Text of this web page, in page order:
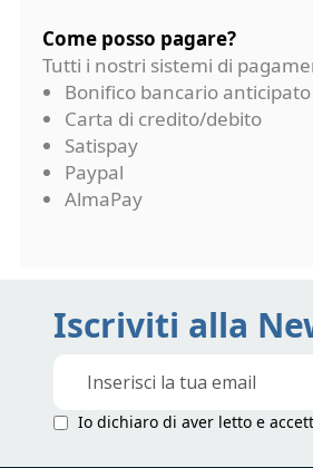
Come posso pagare?
Tutti i nostri sistemi di
Bonifico bancario anticipato
Carta di credito/debito
Satispay
Paypal
AlmaPay
Iscriviti alla
Newsletter:
Io dichiaro di aver letto e